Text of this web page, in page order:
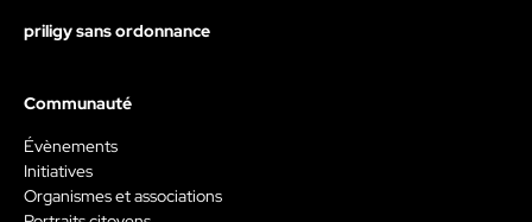
priligy sans ordonnance
Communauté
Évènements
Initiatives
Organismes et associations